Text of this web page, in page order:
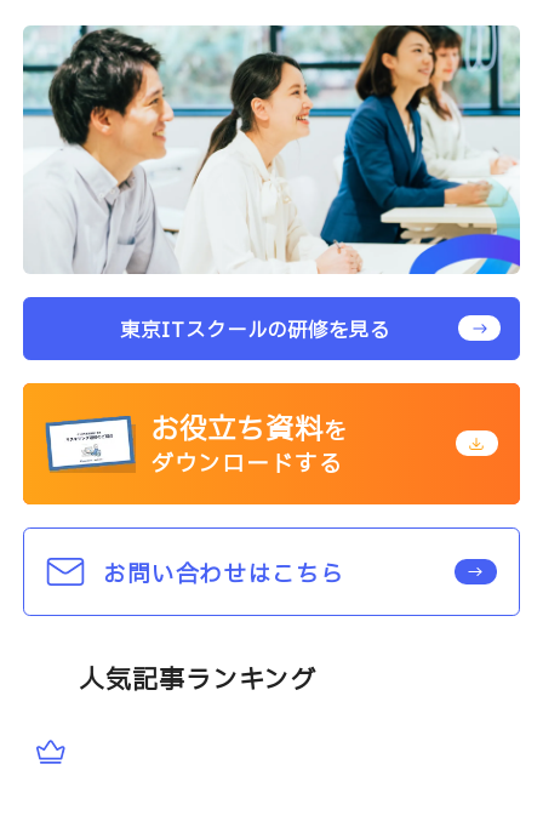
東京ITスクールの研修を見る
お役立ち資料を
ダウンロードする
お問い合わせはこちら
人気記事ランキング